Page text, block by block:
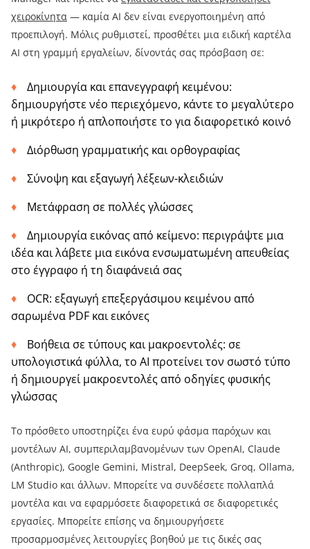
χειροκίνητα — καμία AI δεν είναι ενεργοποιημένη από
προεπιλογή. Μόλις ρυθμιστεί, προσθέτει μια ειδική καρτέλα
AI στη γραμμή εργαλείων, δίνοντάς σας πρόσβαση σε:
Δημιουργία και επανεγγραφή κειμένου:
δημιουργήστε νέο περιεχόμενο, κάντε το μεγαλύτερο
ή μικρότερο ή απλοποιήστε το για διαφορετικό κοινό
Διόρθωση γραμματικής και ορθογραφίας
Σύνοψη και εξαγωγή λέξεων-κλειδιών
Μετάφραση σε πολλές γλώσσες
Δημιουργία εικόνας από κείμενο: περιγράψτε μια
ιδέα και λάβετε μια εικόνα ενσωματωμένη απευθείας
στο έγγραφο ή τη διαφάνειά σας
OCR: εξαγωγή επεξεργάσιμου κειμένου από
σαρωμένα PDF και εικόνες
Βοήθεια σε τύπους και μακροεντολές: σε
υπολογιστικά φύλλα, το AI προτείνει τον σωστό τύπο
ή δημιουργεί μακροεντολές από οδηγίες φυσικής
γλώσσας
Το πρόσθετο υποστηρίζει ένα ευρύ φάσμα παρόχων και
μοντέλων AI, συμπεριλαμβανομένων των OpenAI, Claude
(Anthropic), Google Gemini, Mistral, DeepSeek, Groq, Ollama,
LM Studio και άλλων. Μπορείτε να συνδέσετε πολλαπλά
μοντέλα και να εφαρμόσετε διαφορετικά σε διαφορετικές
εργασίες. Μπορείτε επίσης να δημιουργήσετε
προσαρμοσμένες λειτουργίες βοηθού με τις δικές σας